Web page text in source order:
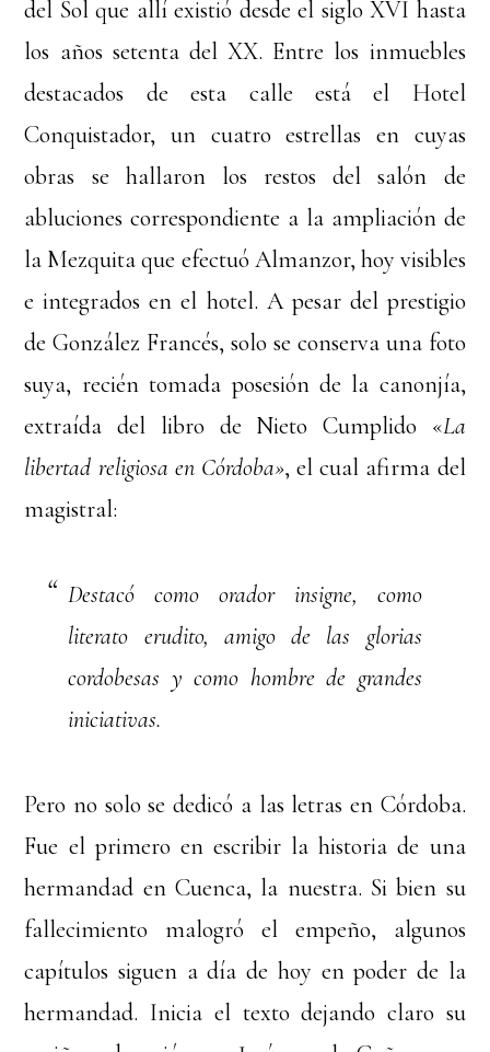
del Sol que allí existió desde el siglo XVI hasta
los años setenta del XX. Entre los inmuebles
destacados de esta calle está el Hotel
Conquistador, un cuatro estrellas en cuyas
obras se hallaron los restos del salón de
abluciones correspondiente a la ampliación de
la Mezquita que efectuó Almanzor, hoy visibles
e integrados en el hotel. A pesar del prestigio
de González Francés, solo se conserva una foto
suya, recién tomada posesión de la canonjía,
extraída del libro de Nieto Cumplido «La
libertad religiosa en Córdoba», el cual afirma del
magistral:
Destacó como orador insigne, como
literato erudito, amigo de las glorias
cordobesas y como hombre de grandes
iniciativas.
Pero no solo se dedicó a las letras en Córdoba.
Fue el primero en escribir la historia de una
hermandad en Cuenca, la nuestra. Si bien su
fallecimiento malogró el empeño, algunos
capítulos siguen a día de hoy en poder de la
hermandad. Inicia el texto dejando claro su